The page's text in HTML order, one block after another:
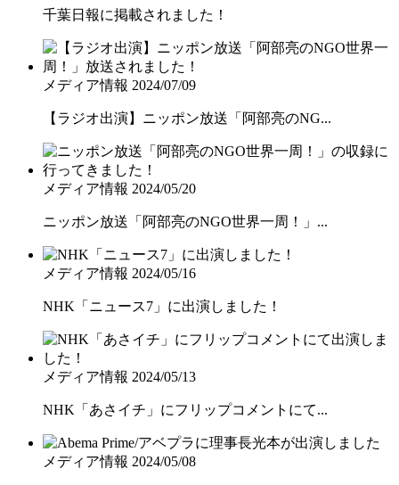
千葉日報に掲載されました！
メディア情報 2024/07/09
【ラジオ出演】ニッポン放送「阿部亮のNG...
メディア情報 2024/05/20
ニッポン放送「阿部亮のNGO世界一周！」...
メディア情報 2024/05/16
NHK「ニュース7」に出演しました！
メディア情報 2024/05/13
NHK「あさイチ」にフリップコメントにて...
メディア情報 2024/05/08